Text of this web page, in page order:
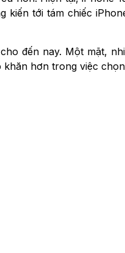
tới tám chiếc
đến nay. Một mặt,
hơn trong việc